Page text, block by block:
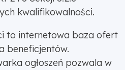
kwalifikowalności.
to internetowa baza ofert
beneficjentów.
ogłoszeń pozwala w